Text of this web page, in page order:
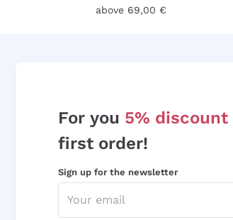
above 69,00 €
For you 5% discount
first order!
Sign up for the newsletter